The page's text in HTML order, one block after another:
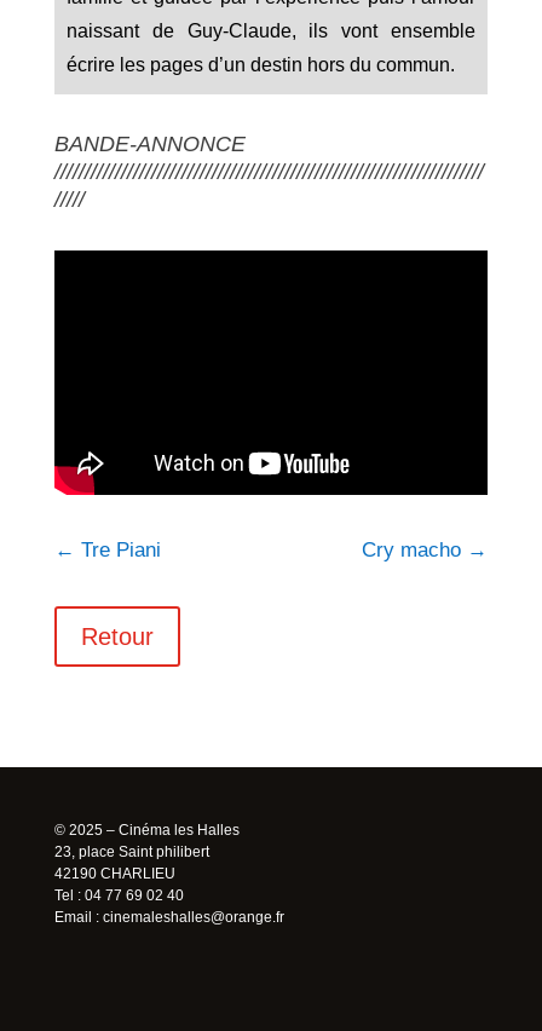
naissant de Guy-Claude, ils vont ensemble
écrire les pages d’un destin hors du commun.
BANDE-ANNONCE
///////////////////////////////////////////////////////////////////////
/////
← Tre Piani Cry macho →
Retour
© 2025 – Cinéma les Halles
23, place Saint philibert
42190 CHARLIEU
Tel : 04 77 69 02 40
Email : cinemaleshalles@orange.fr